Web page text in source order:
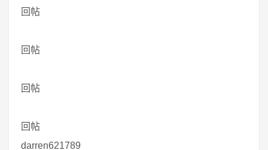
回帖
回帖
回帖
回帖
darren621789